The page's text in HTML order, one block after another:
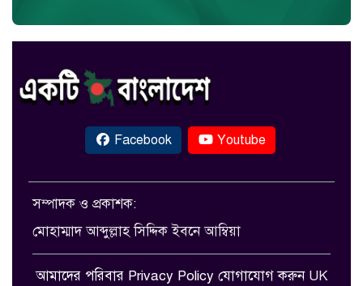
Facebook Youtube
সম্পাদক ও প্রকাশক:
মোহাম্মাদ আব্দুল্লাহ সিদ্দিক ইবনে আম্বিয়া
আমাদের পরিবার Privacy Policy যোগাযোগ করুনUK